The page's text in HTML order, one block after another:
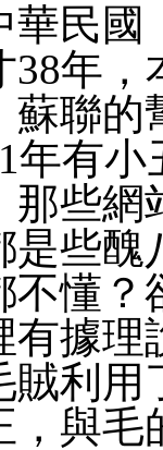
華民國
年，
蘇聯的
年有
那些網
是些醜
不懂？
有據理
賊利用
，與毛